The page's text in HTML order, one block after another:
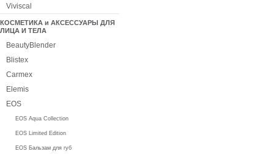
Viviscal
КОСМЕТИКА и АКСЕССУАРЫ ДЛЯ
ЛИЦА И ТЕЛА
BeautyBlender
Blistex
Carmex
Elemis
EOS
EOS Aqua Collection
EOS Limited Edition
EOS Бальзам для губ